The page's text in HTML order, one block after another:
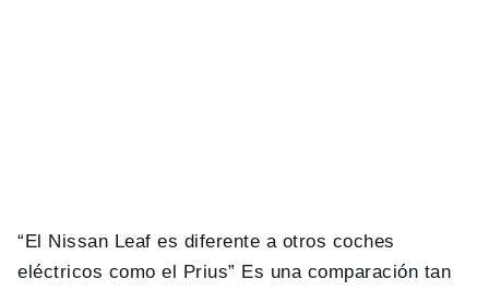
“El Nissan Leaf es diferente a otros coches
eléctricos como el Prius” Es una comparación tan